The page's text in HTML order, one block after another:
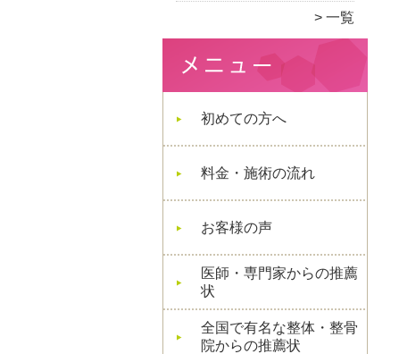
一覧
初めての方へ
料金・施術の流れ
お客様の声
医師・専門家からの推薦
状
全国で有名な整体・整骨
院からの推薦状